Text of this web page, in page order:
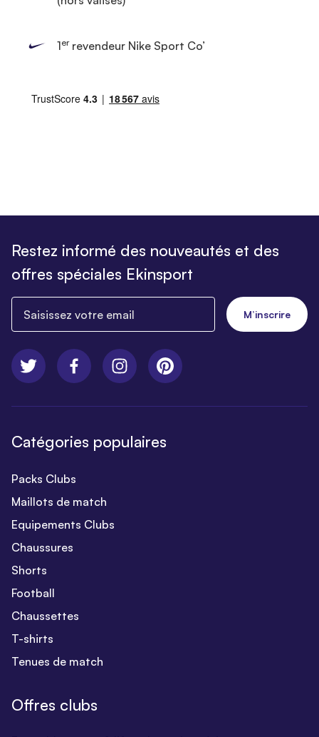
1errevendeur Nike Sport Co’
Restez informé des nouveautés et des
offres spéciales Ekinsport
M’inscrire
Catégories populaires
Packs Clubs
Maillots de match
Equipements Clubs
Chaussures
Shorts
Football
Chaussettes
T-shirts
Tenues de match
Offres clubs